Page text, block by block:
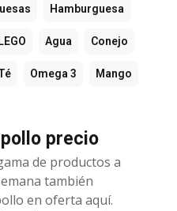
Hamburguesa
LEGO Agua Conejo
Omega 3 Mango
precio
de productos a
también
en oferta aquí.